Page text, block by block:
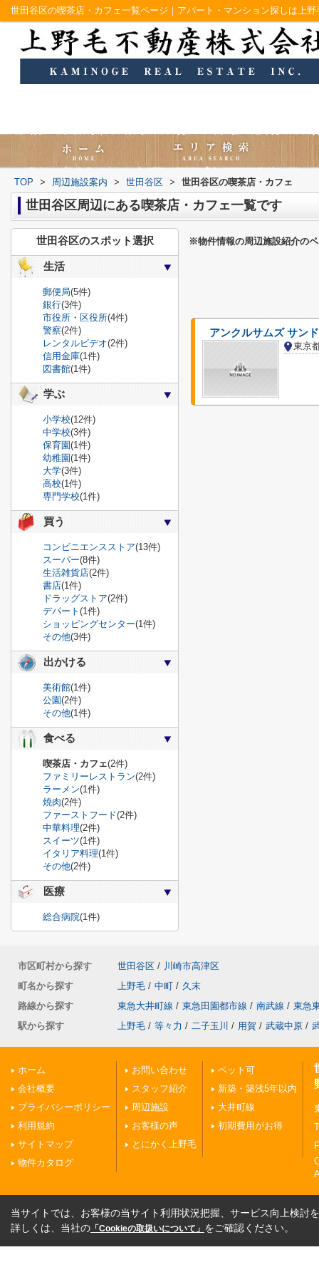
世田谷区の喫茶店・カフェ一覧ページ｜アパート・マンション探しは上野
TOP > 周辺施設案内 > 世田谷区 > 世田谷区の喫茶店・カフェ
世田谷区周辺にある喫茶店・カフェ一覧です
※物件情報の周辺施設紹介の
アンクルサムズ サン
東京
世田谷区のスポット選択
生活
郵便局(5件)
銀行(3件)
市役所・区役所(4件)
警察(2件)
レンタルビデオ(2件)
信用金庫(1件)
図書館(1件)
学ぶ
小学校(12件)
中学校(3件)
保育園(1件)
幼稚園(1件)
大学(3件)
高校(1件)
専門学校(1件)
買う
コンビニエンスストア(13件)
スーパー(8件)
生活雑貨店(2件)
書店(1件)
ドラッグストア(2件)
デパート (1件)
ショッピングセンター(1件)
その他(3件)
出かける
美術館(1件)
公園(2件)
その他(1件)
食べる
喫茶店・カフェ(2件)
ファミリーレストラン(2件)
ラーメン(1件)
焼肉(2件)
ファーストフード(2件)
中華料理(2件)
スイーツ(1件)
イタリア料理(1件)
その他(2件)
医療
総合病院(1件)
市区町村から探す 世田谷区 / 川崎市高津区
町名から探す
上野毛 / 中町 / 久末
路線から探す
東急大井町線 / 東急田園都市線 / 南武線 / 東急
駅から探す
上野毛 / 等々力 / 二子玉川 / 用賀 / 武蔵中原 /
ホーム
会社概要
プライバシーポリシー
利用規約
サイトマップ
物件カタログ
お問い合わせ
スタッフ紹介
周辺施設
お客様の声
とにかく上野毛
ペット可
新築・築浅5年以内
大井町線
初期費用がお得
当サイトでは、お客様の当サイト利用状況把握、サービス向上検討
詳しくは、当社の 「Cookieの取扱いについて」 をご確認ください。